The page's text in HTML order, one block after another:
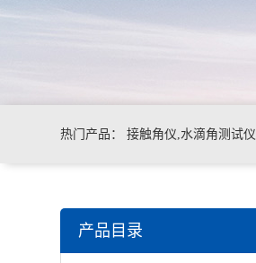
热门产品： 接触角仪,水滴角测试
产品目录